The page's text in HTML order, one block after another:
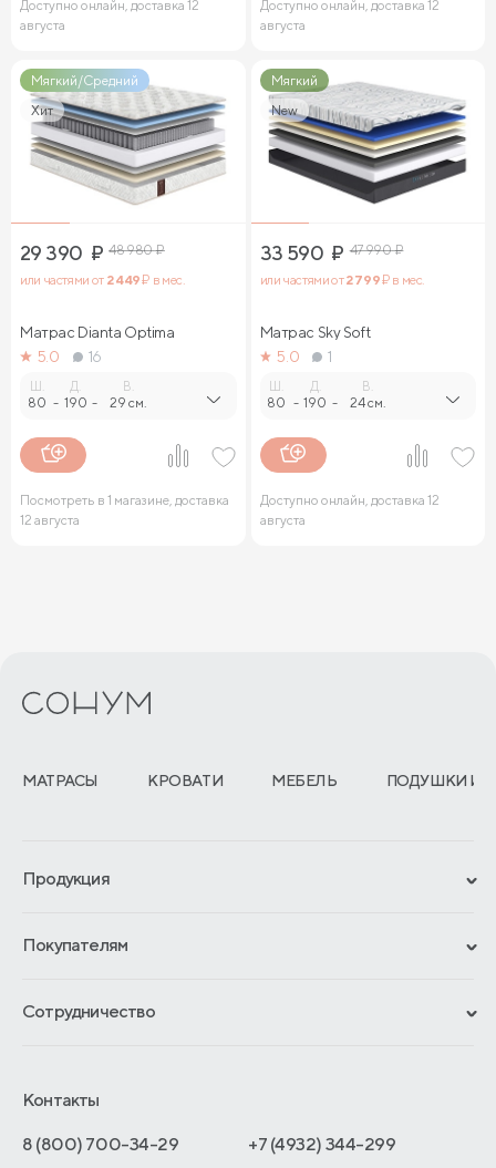
Доступно онлайн, доставка 12
августа
Доступно онлайн, доставка 12
августа
Мягкий/Средний
Хит
29 390 ₽ 48 980₽
или частями от 2 449₽ в мес.
Матрас Dianta Optima
5.0
16
80 -
Д.
190 -
В.
29 см.
Посмотреть в 1 магазине, доставка
12 августа
Мягкий
New
33 590 ₽ 47 990₽
или частями от2 799₽ в мес.
Матрас Sky Soft
5.0
1
80 -
Д.
190 -
В.
24 см.
Доступно онлайн, доставка 12
августа
МАТРАСЫ КРОВАТИ МЕБЕЛЬ ПОДУШКИ И
Продукция
Гарантии
Отзывы покупателей
Покупателям
Обмен и возврат
Как оформить заказ
Адреса магазинов
Сотрудничество
Отельерам
Контакты
8 (800) 700-34-29
+7 (4932) 344-299